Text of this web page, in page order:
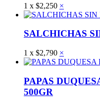
1 x $2,250 ×
SALCHICHAS
1 x $2,790 ×
PAPAS
500GR